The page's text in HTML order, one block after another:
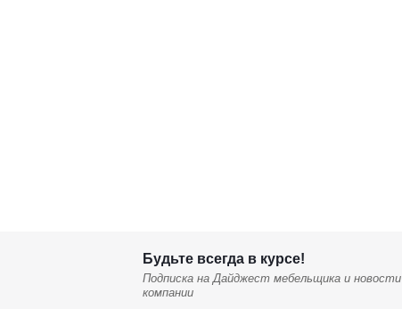
Будьте всегда в курсе!
Подписка на Дайджест мебельщика и новости
компании